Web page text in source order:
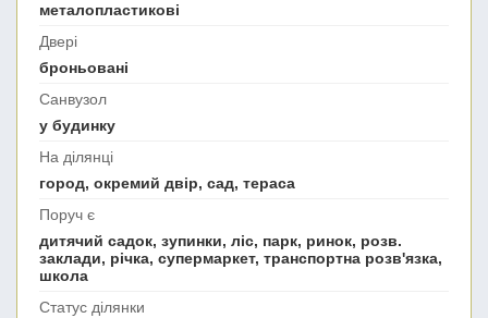
металопластикові
Двері
броньовані
Санвузол
у будинку
На ділянці
город, окремий двір, сад, тераса
Поруч є
дитячий садок, зупинки, ліс, парк, ринок, розв.
заклади, річка, супермаркет, транспортна розв'язка,
школа
Статус ділянки